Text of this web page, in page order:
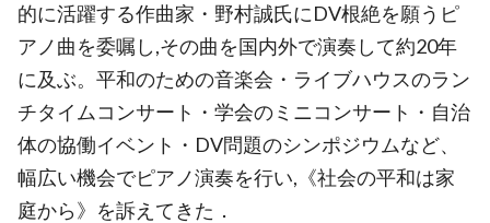
的に活躍する作曲家・野村誠氏にDV根絶を願うピ
アノ曲を委嘱し,その曲を国内外で演奏して約20年
に及ぶ。平和のための音楽会・ライブハウスのラン
チタイムコンサート・学会のミニコンサート・自治
体の協働イベント・DV問題のシンポジウムなど、
幅広い機会でピアノ演奏を行い,《社会の平和は家
庭から》を訴えてきた．